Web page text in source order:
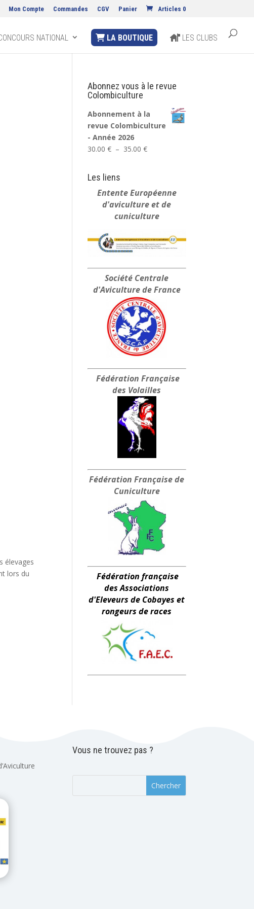
Mon Compte Commandes CGV Panier Articles 0
NATIONAL LA BOUTIQUE LES CLUBS
élevages
lors du
Abonnez vous à le revue
Colombiculture
Abonnement à la
revue Colombiculture
- Année 2026
30.00€ – 35.00€Plage
à
35.00 €
Les liens
Entente Européenne
d'aviculture et de
cuniculture
Société Centrale
d'Aviculture de France
Fédération Française
des Volailles
Fédération Françaisede
Cuniculture
Fédération française
des Associations
d'Eleveurs de Cobayes et
rongeurs de races
Vous ne trouvez pas ?